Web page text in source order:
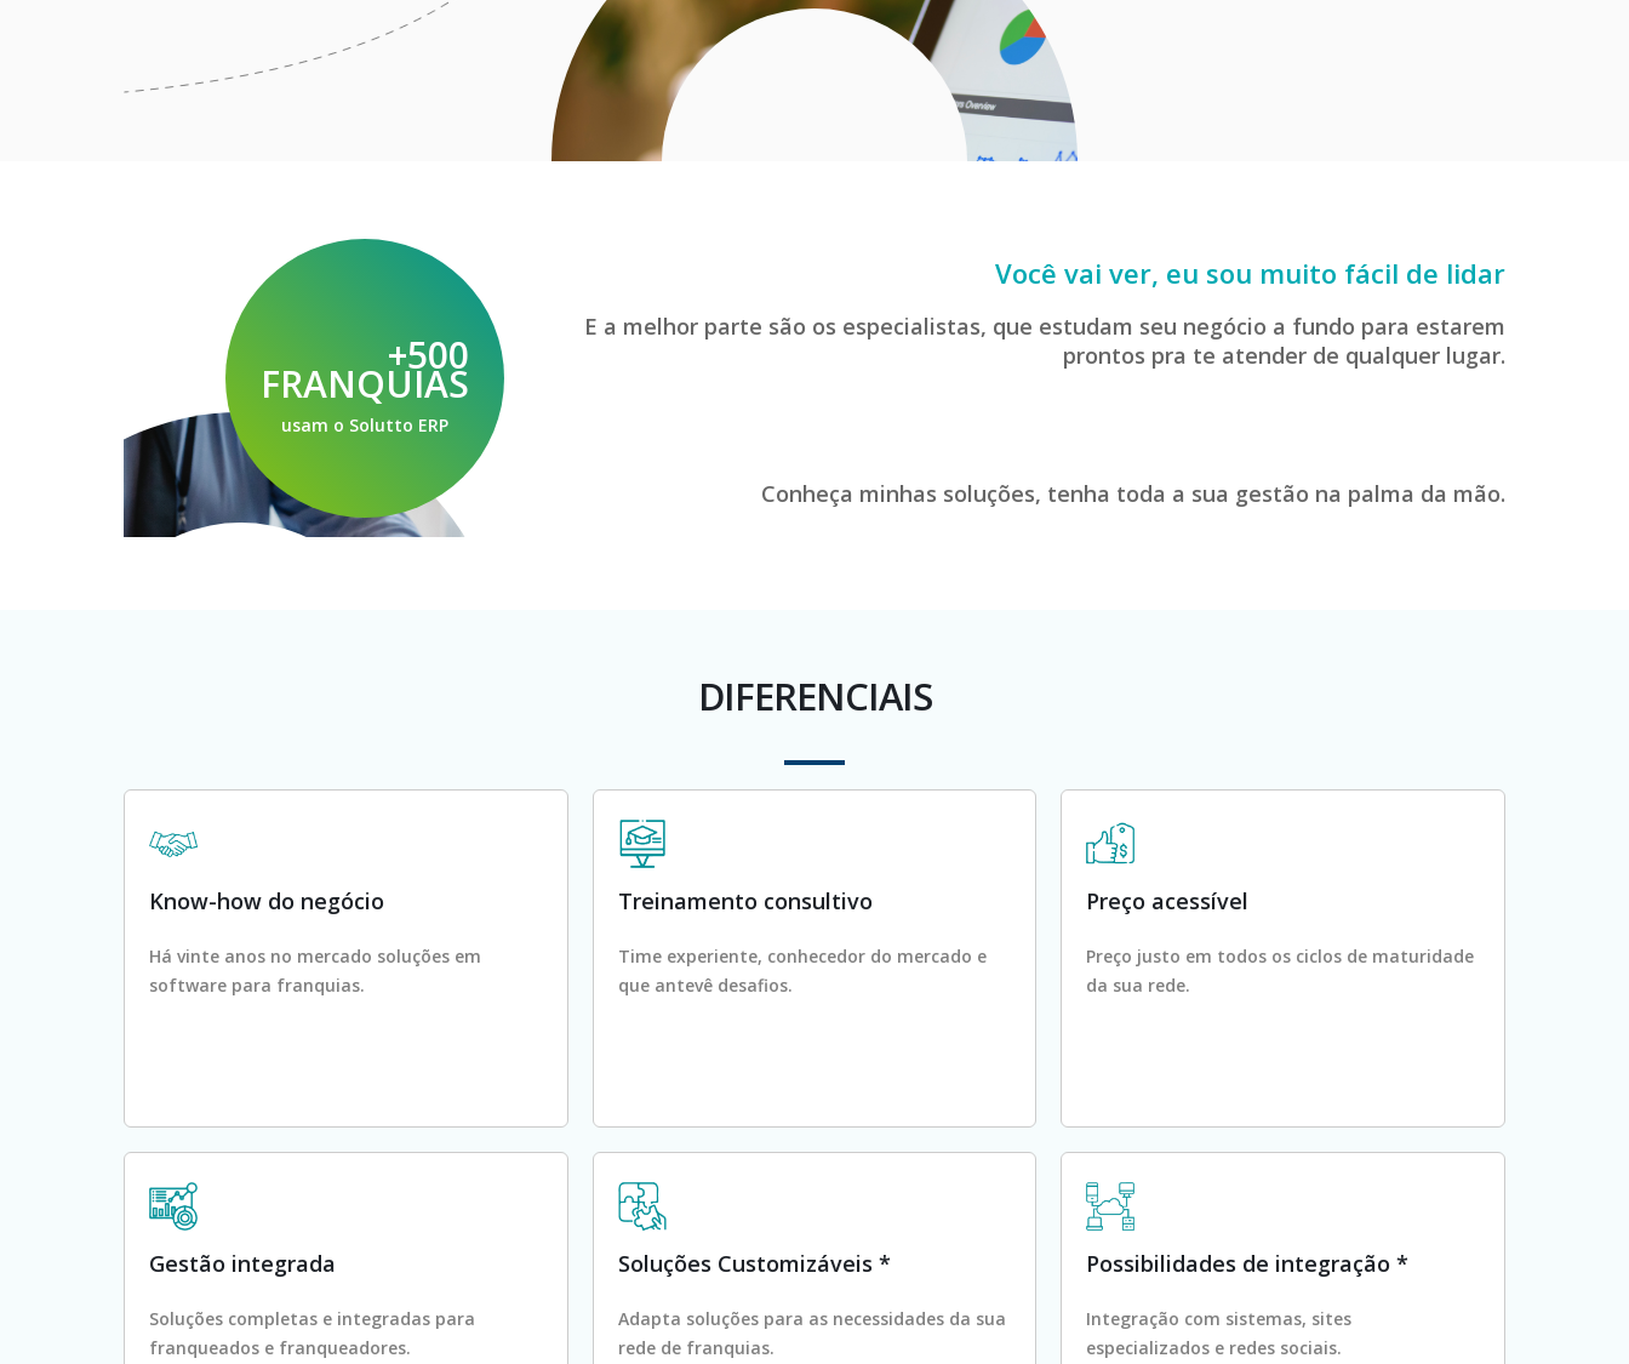
+500
FRANQUIAS
usam o Solutto ERP
Você vai ver, eu sou muito fácil de lidar
E a melhor parte são os especialistas, que estudam seu negócio a fundo para estarem
prontos pra te atender de qualquer lugar.
Conheça minhas soluções, tenha toda a sua gestão na palma da mão.
DIFERENCIAIS
Know-how do negócio
Há vinte anos no mercado soluções em
software para franquias.
Treinamento consultivo
Time experiente, conhecedor do mercado e
que antevê desafios.
Preço acessível
Preço justo em todos os ciclos de maturidade
da sua rede.
Gestão integrada
Soluções completas e integradas para
franqueados e franqueadores.
Soluções Customizáveis *
Adapta soluções para as necessidades da sua
rede de franquias.
Possibilidades de integração *
Integração com sistemas, sites
especializados e redes sociais.